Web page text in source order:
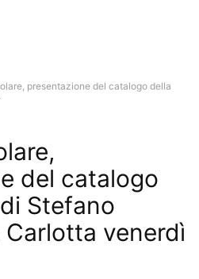
presentazione del catalogo della
del catalogo
Stefano
venerdì